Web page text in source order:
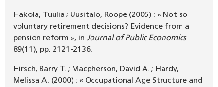
Hakola, Tuulia ; Uusitalo, Roope (2005) : « Not so
voluntary retirement decisions? Evidence from a
pension reform », in Journal of Public Economics
89(11), pp. 2121-2136.
Hirsch, Barry T. ; Macpherson, David A. ; Hardy,
Melissa A. (2000) : « Occupational Age Structure and